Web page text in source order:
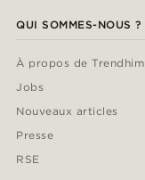
QUI SOMMES-NOUS ?
À propos de Trendhim
Jobs
Nouveaux articles
Presse
RSE